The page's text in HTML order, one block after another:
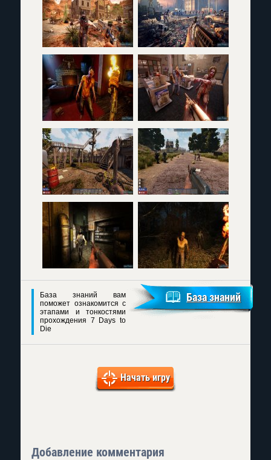
База знаний вам
поможет ознакомится с
этапами и тонкостями
прохождения 7 Days to
Die
База знаний
Начать игру
Добавление комментария